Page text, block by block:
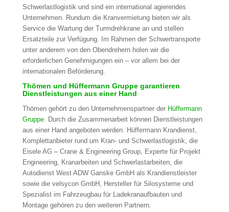
Schwerlastlogistik und sind ein international agierendes
Unternehmen. Rundum die Kranvermietung bieten wir als
Service die Wartung der Turmdrehkrane an und stellen
Ersatzteile zur Verfügung. Im Rahmen der Schwertransporte
unter anderem von den Obendrehern holen wir die
erforderlichen Genehmigungen ein – vor allem bei der
internationalen Beförderung.
Thömen und Hüffermann Gruppe garantieren
Dienstleistungen aus einer Hand
Thömen gehört zu den Unternehmenspartner der Hüffermann
Gruppe. Durch die Zusammenarbeit können Dienstleistungen
aus einer Hand angeboten werden. Hüffermann Krandienst,
Komplettanbieter rund um Kran- und Schwerlastlogistik, die
Eisele AG – Crane & Engineering Group, Experte für Projekt
Engineering, Kranarbeiten und Schwerlastarbeiten, die
Autodienst West ADW Ganske GmbH als Krandienstleister
sowie die velsycon GmbH, Hersteller für Silosysteme und
Spezialist im Fahrzeugbau für Ladekranaufbauten und
Montage gehören zu den weiteren Partnern.